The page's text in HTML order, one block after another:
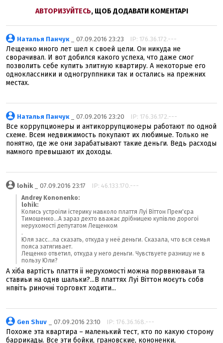
АВТОРИЗУЙТЕСЬ, ЩОБ ДОДАВАТИ КОМЕНТАРІ
Наталья Панчук_ 07.09.2016 23:23 IP: 176.36.172.---
Лещенко много лет шел к своей цели. Он никуда не
сворачивал. И вот добился какого успеха, что даже смог
позволить себе купить элитную квартиру. А некоторые его
одноклассники и одногруппники так и остались на прежних
местах.
Наталья Панчук_ 07.09.2016 23:20 IP: 176.36.172.---
Все коррупционеры и антикоррупционеры работают по одной
схеме. Всем недвижимость покупают их любимые. Только не
понятно, где же они зарабатывают такие деньги. Ведь расходы
намного превышают их доходы.
lohik_ 07.09.2016 23:17 IP: 46.133.170.---
Andrey Kononenko:
lohik:
Колись устроіли істерику навколо плаття Луі Віттон Прем'єра
Тимошенко...А зараз дехто вважає дрібницею купівлю дорогоі
нерухомості депутатом Лещенком
.
Юля засс...ла сказать, откуда у неё деньги. Сказала, что вся семья
пояса затягивает.
Лещенко ответил, откуда у него деньги. Чувствуете разницу не в
пользу Юли?
А хіба вартість плаття іі нерухомості можна порввнюваьи та
ставиьи на однв шальки?...В платтях Луі Віттон моєуть собв
нпвіть риночні торговкт ходити...
Gen Shuv _ 07.09.2016 23:10 IP: 176.36.168.---
Похоже эта квартира – маленький тест, кто по какую сторону
баррикады. Все эти бойки, грановские, кононенки,